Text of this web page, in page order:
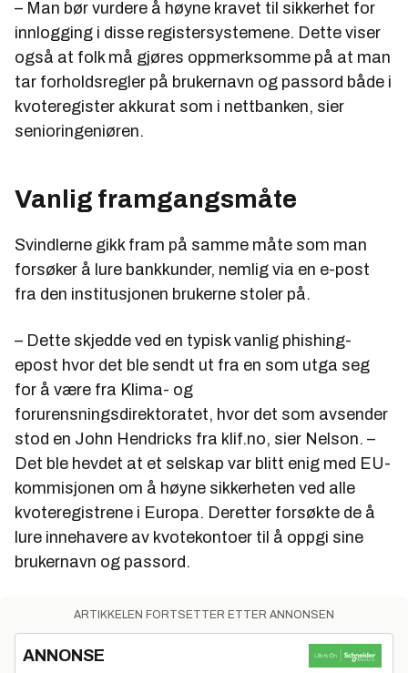
– Man bør vurdere å høyne kravet til sikkerhet for
innlogging i disse registersystemene. Dette viser
også at folk må gjøres oppmerksomme på at man
tar forholdsregler på brukernavn og passord både i
kvoteregister akkurat som i nettbanken, sier
senioringeniøren.
Vanlig framgangsmåte
Svindlerne gikk fram på samme måte som man
forsøker å lure bankkunder, nemlig via en e-post
fra den institusjonen brukerne stoler på.
– Dette skjedde ved en typisk vanlig phishing-
epost hvor det ble sendt ut fra en som utga seg
for å være fra Klima- og
forurensningsdirektoratet, hvor det som avsender
stod en John Hendricks fra klif.no, sier Nelson. –
Det ble hevdet at et selskap var blitt enig med EU-
kommisjonen om å høyne sikkerheten ved alle
kvoteregistrene i Europa. Deretter forsøkte de å
lure innehavere av kvotekontoer til å oppgi sine
brukernavn og passord.
ARTIKKELEN FORTSETTER ETTER ANNONSEN
ANNONSE